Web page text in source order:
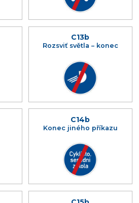
C13b
Rozsviť světla – konec
C14b
Konec jiného příkazu